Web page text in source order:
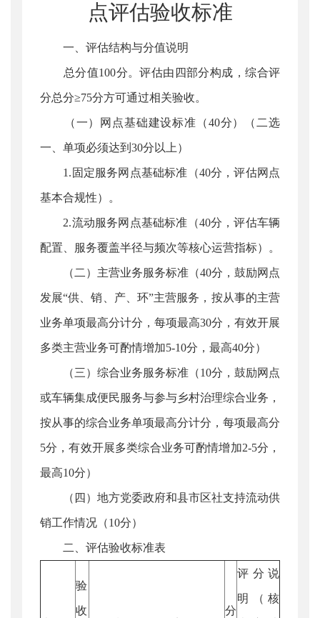
点评估验收标准
一、评估结构与分值说明
总分值100分。评估由四部分构成，综合评
分总分≥75分方可通过相关验收。
（一）网点基础建设标准（40分）（二选
一、单项必须达到30分以上）
1.固定服务网点基础标准（40分，评估网点
基本合规性）。
2.流动服务网点基础标准（40分，评估车辆
配置、服务覆盖半径与频次等核心运营指标）。
（二）主营业务服务标准（40分，鼓励网点
发展“供、销、产、环”主营服务，按从事的主营
业务单项最高分计分，每项最高30分，有效开展
多类主营业务可酌情增加5-10分，最高40分）
（三）综合业务服务标准（10分，鼓励网点
或车辆集成便民服务与参与乡村治理综合业务，
按从事的综合业务单项最高分计分，每项最高分
5分，有效开展多类综合业务可酌情增加2-5分，
最高10分）
（四）地方党委政府和县市区社支持流动供
销工作情况（10分）
二、评估验收标准表
验
收
分
评分说
明（核